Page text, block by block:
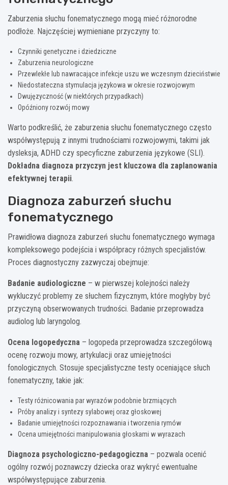
Zaburzenia słuchu fonematycznego mogą mieć różnorodne
podłoże. Najczęściej wymieniane przyczyny to:
Czynniki genetyczne i dziedziczne
Zaburzenia neurologiczne
Przewlekłe lub nawracające infekcje uszu we wczesnym dzieciństwie
Niedostateczna stymulacja językowa w okresie rozwojowym
Dwujęzyczność (w niektórych przypadkach)
Opóźniony rozwój mowy
Warto podkreślić, że zaburzenia słuchu fonematycznego często
współwystępują z innymi trudnościami rozwojowymi, takimi jak
dysleksja, ADHD czy specyficzne zaburzenia językowe (SLI).
Dokładna diagnoza przyczyn jest kluczowa dla zaplanowania
efektywnej terapii.
Diagnoza zaburzeń słuchu
fonematycznego
Prawidłowa diagnoza zaburzeń słuchu fonematycznego wymaga
kompleksowego podejścia i współpracy różnych specjalistów.
Proces diagnostyczny zazwyczaj obejmuje:
Badanie audiologiczne – w pierwszej kolejności należy
wykluczyć problemy ze słuchem fizycznym, które mogłyby być
przyczyną obserwowanych trudności. Badanie przeprowadza
audiolog lub laryngolog.
Ocena logopedyczna – logopeda przeprowadza szczegółową
ocenę rozwoju mowy, artykulacji oraz umiejętności
fonologicznych. Stosuje specjalistyczne testy oceniające słuch
fonematyczny, takie jak:
Testy różnicowania par wyrazów podobnie brzmiących
Próby analizy i syntezy sylabowej oraz głoskowej
Badanie umiejętności rozpoznawania i tworzenia rymów
Ocena umiejętności manipulowania głoskami w wyrazach
Diagnoza psychologiczno-pedagogiczna – pozwala ocenić
ogólny rozwój poznawczy dziecka oraz wykryć ewentualne
współwystępujące zaburzenia.